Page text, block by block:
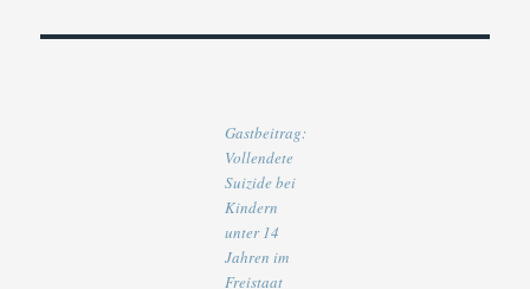
Gastbeitrag:
Vollendete
Suizide bei
Kindern
unter 14
Jahren im
Freistaat